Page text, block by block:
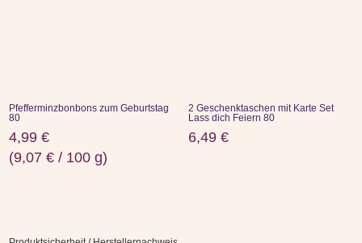
Pfefferminzbonbons zum Geburtstag
80
4,99€
(9,07€ / 100 g)
2 Geschenktaschen mit Karte Set
Lass dich Feiern 80
6,49 €